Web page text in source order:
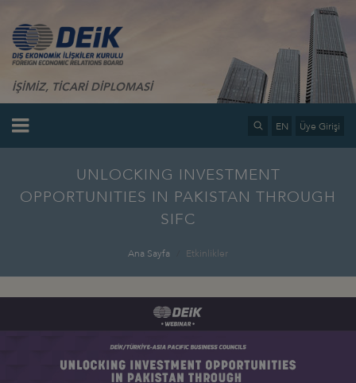
İŞİMİZ, TİCARİ DİPLOMASİ
EN Üye Girişi
UNLOCKING INVESTMENT
OPPORTUNITIES IN PAKISTAN THROUGH
SIFC
Ana Sayfa Etkinlikler